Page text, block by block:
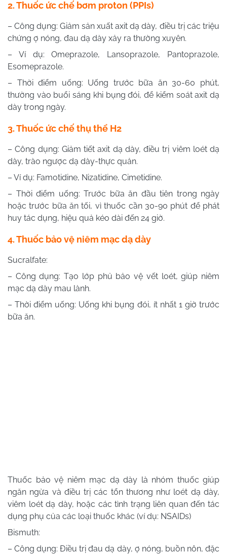
2. Thuốc ức chế bơm proton (PPIs)
– Công dụng: Giảm sản xuất axit dạ dày, điều trị các triệu
chứng ợ nóng, đau dạ dày xảy ra thường xuyên.
– Ví dụ: Omeprazole, Lansoprazole, Pantoprazole,
Esomeprazole.
– Thời điểm uống: Uống trước bữa ăn 30-60 phút,
thường vào buổi sáng khi bụng đói, để kiểm soát axit dạ
dày trong ngày.
3. Thuốc ức chế thụ thể H2
– Công dụng: Giảm tiết axit dạ dày, điều trị viêm loét dạ
dày, trào ngược dạ dày-thực quản.
– Ví dụ: Famotidine, Nizatidine, Cimetidine.
– Thời điểm uống: Trước bữa ăn đầu tiên trong ngày
hoặc trước bữa ăn tối, vì thuốc cần 30-90 phút để phát
huy tác dụng, hiệu quả kéo dài đến 24 giờ.
4. Thuốc bảo vệ niêm mạc dạ dày
Sucralfate:
– Công dụng: Tạo lớp phủ bảo vệ vết loét, giúp niêm
mạc dạ dày mau lành.
– Thời điểm uống: Uống khi bụng đói, ít nhất 1 giờ trước
bữa ăn.
Thuốc bảo vệ niêm mạc dạ dày là nhóm thuốc giúp
ngăn ngừa và điều trị các tổn thương như loét dạ dày,
viêm loét dạ dày, hoặc các tình trạng liên quan đến tác
dụng phụ của các loại thuốc khác (ví dụ: NSAIDs)
Bismuth:
– Công dụng: Điều trị đau dạ dày, ợ nóng, buồn nôn, đặc